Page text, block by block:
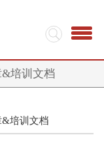
&培训文档
&培训文档